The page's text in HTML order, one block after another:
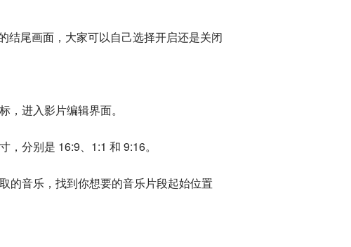
结尾画面，大家可以自己选择开启还是关闭
，进入影片编辑界面。
，分别是 16:9、1:1 和 9:16。
的音乐，找到你想要的音乐片段起始位置